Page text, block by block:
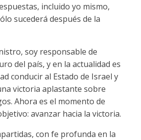
incluido yo mismo,
sucederá después de la
soy responsable de
del país, y en la actualidad es
conducir al Estado de Israel y
victoria aplastante sobre
Ahora es el momento de
avanzar hacia la victoria.
con fe profunda en la